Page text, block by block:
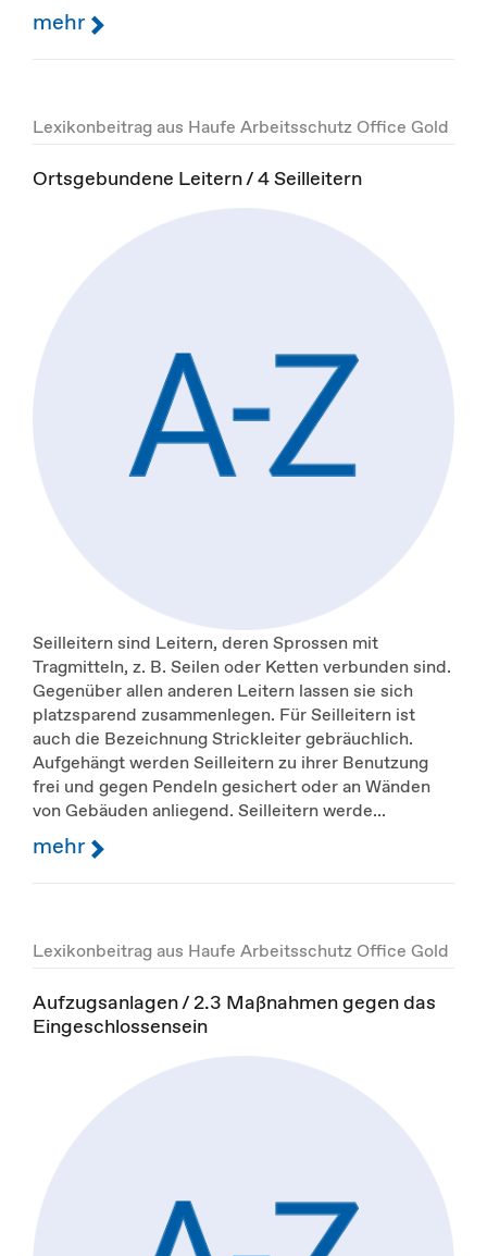
mehr
Lexikonbeitrag aus Haufe Arbeitsschutz Office Gold
Ortsgebundene Leitern / 4 Seilleitern
Seilleitern sind Leitern, deren Sprossen mit
Tragmitteln, z. B. Seilen oder Ketten verbunden sind.
Gegenüber allen anderen Leitern lassen sie sich
platzsparend zusammenlegen. Für Seilleitern ist
auch die Bezeichnung Strickleiter gebräuchlich.
Aufgehängt werden Seilleitern zu ihrer Benutzung
frei und gegen Pendeln gesichert oder an Wänden
von Gebäuden anliegend. Seilleitern werde...
mehr
Lexikonbeitrag aus Haufe Arbeitsschutz Office Gold
Aufzugsanlagen / 2.3 Maßnahmen gegen das
Eingeschlossensein